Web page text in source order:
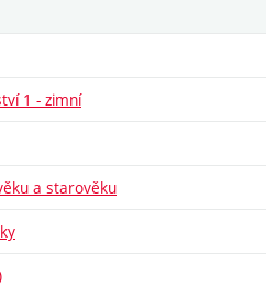
1 - zimní
a starověku